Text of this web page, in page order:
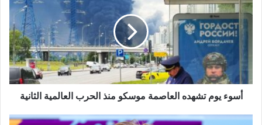
أسوء يوم تشهده العاصمة موسكو منذ الحرب العالمية الثانية